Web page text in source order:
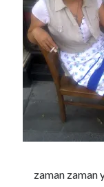
Son Yazılar
İş Arıyorum Diye
Devren Kiralık
Zeytin Kreması Tarifi
Biber Çorbası Tarifi
Misafir Odaları gibi
zaman zaman